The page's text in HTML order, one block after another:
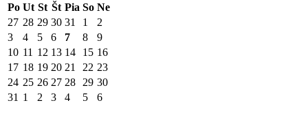
Po Ut St Št Pia So Ne
27 28 29 30 31 1
2
3
4 5 6 7 8
9
10 11 12 13 14 15 16
17 18 19 20 21 22 23
24 25 26 27 28 29 30
31 1 2 3 4 5 6